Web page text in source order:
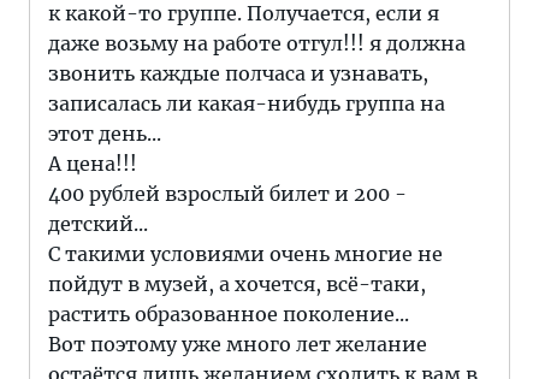
к какой-то группе. Получается, если я
даже возьму на работе отгул!!! я должна
звонить каждые полчаса и узнавать,
записалась ли какая-нибудь группа на
этот день...
А цена!!!
400 рублей взрослый билет и 200 -
детский...
С такими условиями очень многие не
пойдут в музей, а хочется, всё-таки,
растить образованное поколение...
Вот поэтому уже много лет желание
остаётся лишь желанием сходить к вам в